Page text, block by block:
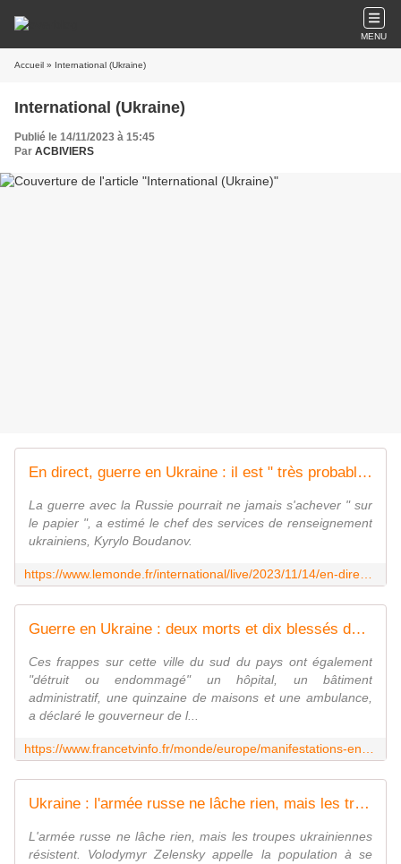
MENU
Accueil » International (Ukraine)
International (Ukraine)
Publié le 14/11/2023 à 15:45
Par ACBIVIERS
En direct, guerre en Ukraine : il est " très probable " qu'il n'y ait jamais de traité de paix avec la Russie, juge le chef des services de renseignement ukrainiens
La guerre avec la Russie pourrait ne jamais s'achever " sur
le papier ", a estimé le chef des services de renseignement
ukrainiens, Kyrylo Boudanov.
Guerre en Ukraine : deux morts et dix blessés dans une attaque "massive" à Kherson, selon les autorités locales
Ces frappes sur cette ville du sud du pays ont également
"détruit ou endommagé" un hôpital, un bâtiment
administratif, une quinzaine de maisons et une ambulance,
a déclaré le gouverneur de l...
Ukraine : l'armée russe ne lâche rien, mais les troupes ukrainiennes résistent autour de Bakhmout
L'armée russe ne lâche rien, mais les troupes ukrainiennes
résistent. Volodymyr Zelensky appelle la population à se